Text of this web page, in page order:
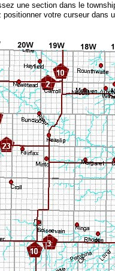
une section dans le
positionner votre curseur dans